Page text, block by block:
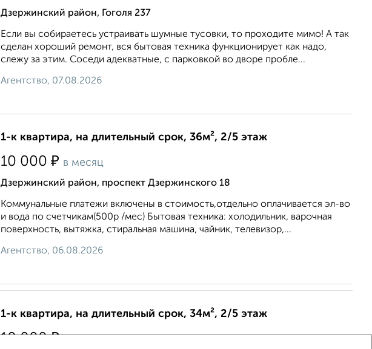
Дзержинский район, Гоголя 237
Если вы собираетесь устраивать шумные тусовки, то проходите мимо! А так
сделан хороший ремонт, вся бытовая техника функционирует как надо,
слежу за этим. Соседи адекватные, с парковкой во дворе пробле...
Агентство, 07.08.2026
1-к квартира, на длительный срок, 36м², 2/5 этаж
10 000 ₽ в месяц
Дзержинский район, проспект Дзержинского 18
Коммунальные платежи включены в стоимость,отдельно оплачивается эл-во
и вода по счетчикам(500р /мес) Бытовая техника: холодильник, варочная
поверхность, вытяжка, стиральная машина, чайник, телевизор,...
Агентство, 06.08.2026
1-к квартира, на длительный срок, 34м², 2/5 этаж
10 000₽